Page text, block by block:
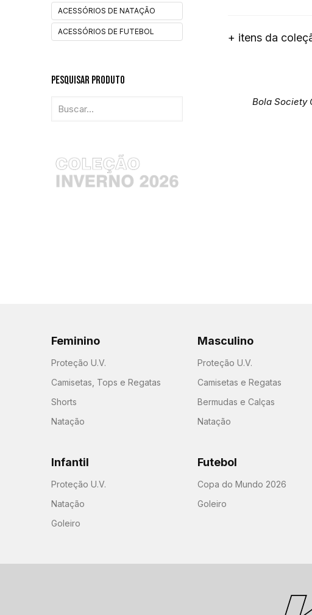
ACESSÓRIOS DE NATAÇÃO
ACESSÓRIOS DE FUTEBOL
Pesquisar Produto
+ itens da
Bola Society
Feminino
Proteção U.V.
Camisetas, Tops e Regatas
Shorts
Natação
Infantil
Proteção U.V.
Natação
Goleiro
Masculino
Proteção U.V.
Camisetas e Regatas
Bermudas e Calças
Natação
Futebol
Copa do Mundo 2026
Goleiro